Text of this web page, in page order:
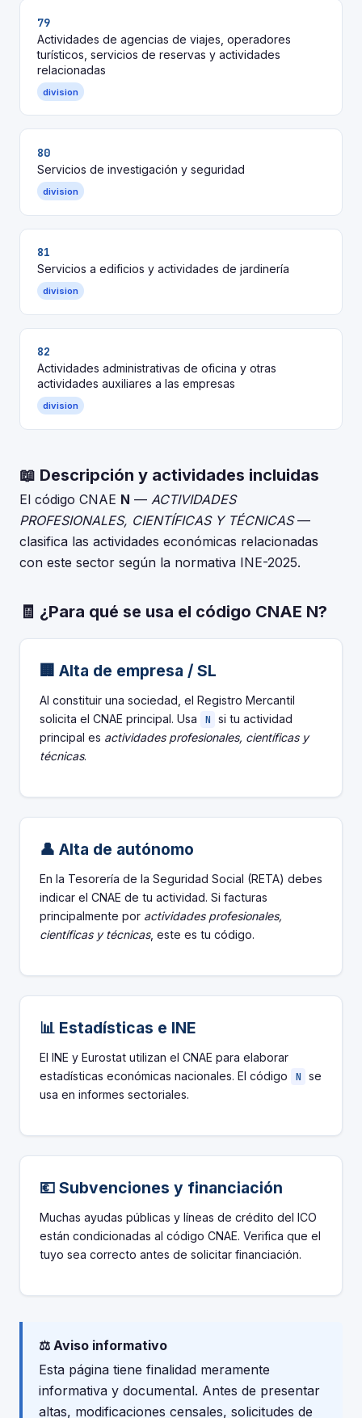
79
Actividades de agencias de viajes, operadores
turísticos, servicios de reservas y actividades
relacionadas
division
80
Servicios de investigación y seguridad
division
81
Servicios a edificios y actividades de jardinería
division
82
Actividades administrativas de oficina y otras
actividades auxiliares a las empresas
division
📖 Descripción y actividades incluidas
El código CNAE N — ACTIVIDADES
PROFESIONALES, CIENTÍFICAS Y TÉCNICAS—
clasifica las actividades económicas relacionadas
con este sector según la normativa INE-2025.
🧾 ¿Para qué se usa el código CNAE N?
🏢 Alta de empresa / SL
Al constituir una sociedad, el Registro Mercantil
solicita el CNAE principal. Usa
N si tu actividad
principal es actividades profesionales, científicas y
técnicas.
👤 Alta de autónomo
En la Tesorería de la Seguridad Social (RETA) debes
indicar el CNAE de tu actividad. Si facturas
principalmente por actividades profesionales,
científicas y técnicas, este es tu código.
📊 Estadísticas e INE
El INE y Eurostat utilizan el CNAE para elaborar
estadísticas económicas nacionales. El código
N se
usa en informes sectoriales.
💶 Subvenciones y financiación
Muchas ayudas públicas y líneas de crédito del ICO
están condicionadas al código CNAE. Verifica que el
tuyo sea correcto antes de solicitar financiación.
⚖️ Aviso informativo
Esta página tiene finalidad meramente
informativa y documental. Antes de presentar
altas, modificaciones censales, solicitudes de